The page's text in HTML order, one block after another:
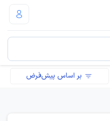
بر اساس پیش‌فرض